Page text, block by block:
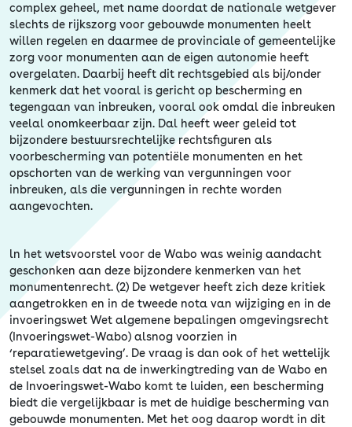
complex geheel, met name doordat de nationale wetgever
slechts de rijkszorg voor gebouwde monumenten heelt
willen regelen en daarmee de provinciale of gemeentelijke
zorg voor monumenten aan de eigen autonomie heeft
overgelaten. Daarbij heeft dit rechtsgebied als bij/onder
kenmerk dat het vooral is gericht op bescherming en
tegengaan van inbreuken, vooral ook omdal die inbreuken
veelal onomkeerbaar zijn. Dal heeft weer geleid tot
bijzondere bestuursrechtelijke rechtsfiguren als
voorbescherming van potentiële monumenten en het
opschorten van de werking van vergunningen voor
inbreuken, als die vergunningen in rechte worden
aangevochten.
ln het wetsvoorstel voor de Wabo was weinig aandacht
geschonken aan deze bijzondere kenmerken van het
monumentenrecht. (2) De wetgever heeft zich deze kritiek
aangetrokken en in de tweede nota van wijziging en in de
invoeringswet Wet algemene bepalingen omgevingsrecht
(Invoeringswet-Wabo) alsnog voorzien in
‘reparatiewetgeving’. De vraag is dan ook of het wettelijk
stelsel zoals dat na de inwerkingtreding van de Wabo en
de Invoeringswet-Wabo komt te luiden, een bescherming
biedt die vergelijkbaar is met de huidige bescherming van
gebouwde monumenten. Met het oog daarop wordt in dit